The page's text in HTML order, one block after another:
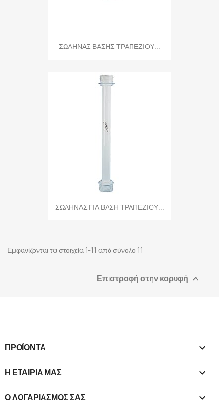
ΣΩΛΗΝΑΣ ΒΑΣΗΣ ΤΡΑΠΕΖΙΟΥ...
ΣΩΛΗΝΑΣ ΓΙΑ ΒΑΣΗ ΤΡΑΠΕΖΙΟΥ...
Εμφανίζονται τα στοιχεία 1-11 από σύνολο 11
Επιστροφή στην κορυφή 
ΠΡΟΪΌΝΤΑ 
Η ΕΤΑΙΡΊΑ ΜΑΣ 
Ο ΛΟΓΑΡΙΑΣΜΌΣ ΣΑΣ 